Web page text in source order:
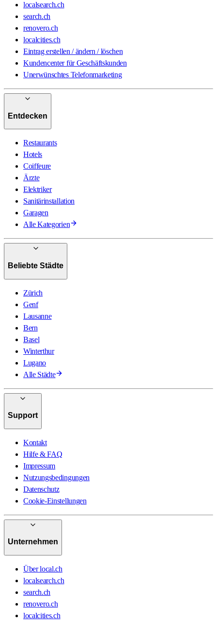
localsearch.ch
search.ch
renovero.ch
localcities.ch
Eintrag erstellen / ändern / löschen
Kundencenter für Geschäftskunden
Unerwünschtes Telefonmarketing
Entdecken
Restaurants
Hotels
Coiffeure
Ärzte
Elektriker
Sanitärinstallation
Garagen
Alle Kategorien
Beliebte Städte
Zürich
Genf
Lausanne
Bern
Basel
Winterthur
Lugano
Alle Städte
Support
Kontakt
Hilfe & FAQ
Impressum
Nutzungsbedingungen
Datenschutz
Cookie-Einstellungen
Unternehmen
Über local.ch
localsearch.ch
search.ch
renovero.ch
localcities.ch